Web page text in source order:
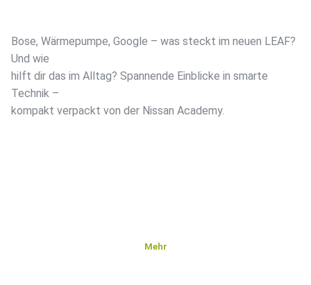
Bose, Wärmepumpe, Google – was steckt im neuen LEAF?
Und wie
hilft dir das im Alltag? Spannende Einblicke in smarte
Technik –
kompakt verpackt von der Nissan Academy.
Mehr